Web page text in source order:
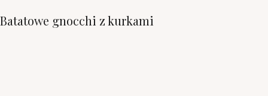
Batatowe gnocchi z kurkami